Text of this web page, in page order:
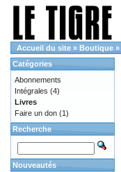
Accueil du site » Boutique »
Catégories
Abonnements
Intégrales (4)
Livres
Faire un don (1)
Recherche
Nouveautés